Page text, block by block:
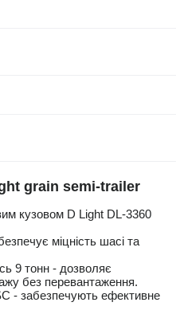
grain semi-trailer
кузовом D Light DL-3360
міцність шасі та
9 тонн - дозволяє
без перевантаження.
- забезпечують ефективне